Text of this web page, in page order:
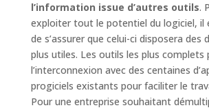
l’information issue d’autres outils.
exploiter tout le potentiel du logiciel,
de s’assurer que celui-ci disposera des
plus utiles. Les outils les plus
l’interconnexion avec des centaines
progiciels existants pour faciliter le
Pour une entreprise souhaitant